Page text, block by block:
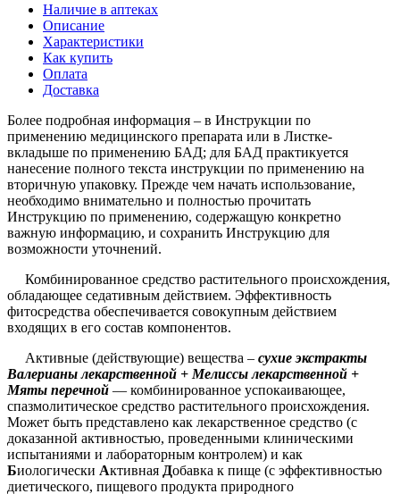
Наличие в аптеках
Описание
Характеристики
Как купить
Оплата
Доставка
Более подробная информация – в Инструкции по
применению медицинского препарата или в Листке-
вкладыше по применению БАД; для БАД практикуется
нанесение полного текста инструкции по применению на
вторичную упаковку. Прежде чем начать использование,
необходимо внимательно и полностью прочитать
Инструкцию по применению, содержащую конкретно
важную информацию, и сохранить Инструкцию для
возможности уточнений.
Комбинированное средство растительного происхождения,
обладающее седативным действием. Эффективность
фитосредства обеспечивается совокупным действием
входящих в его состав компонентов.
Активные (действующие) вещества – сухие экстракты
Валерианы лекарственной + Мелиссы лекарственной +
Мяты перечной — комбинированное успокаивающее,
спазмолитическое средство растительного происхождения.
Может быть представлено как лекарственное средство (с
доказанной активностью, проведенными клиническими
испытаниями и лабораторным контролем) и как
Биологически Активная Добавка к пище (с эффективностью
диетического, пищевого продукта природного